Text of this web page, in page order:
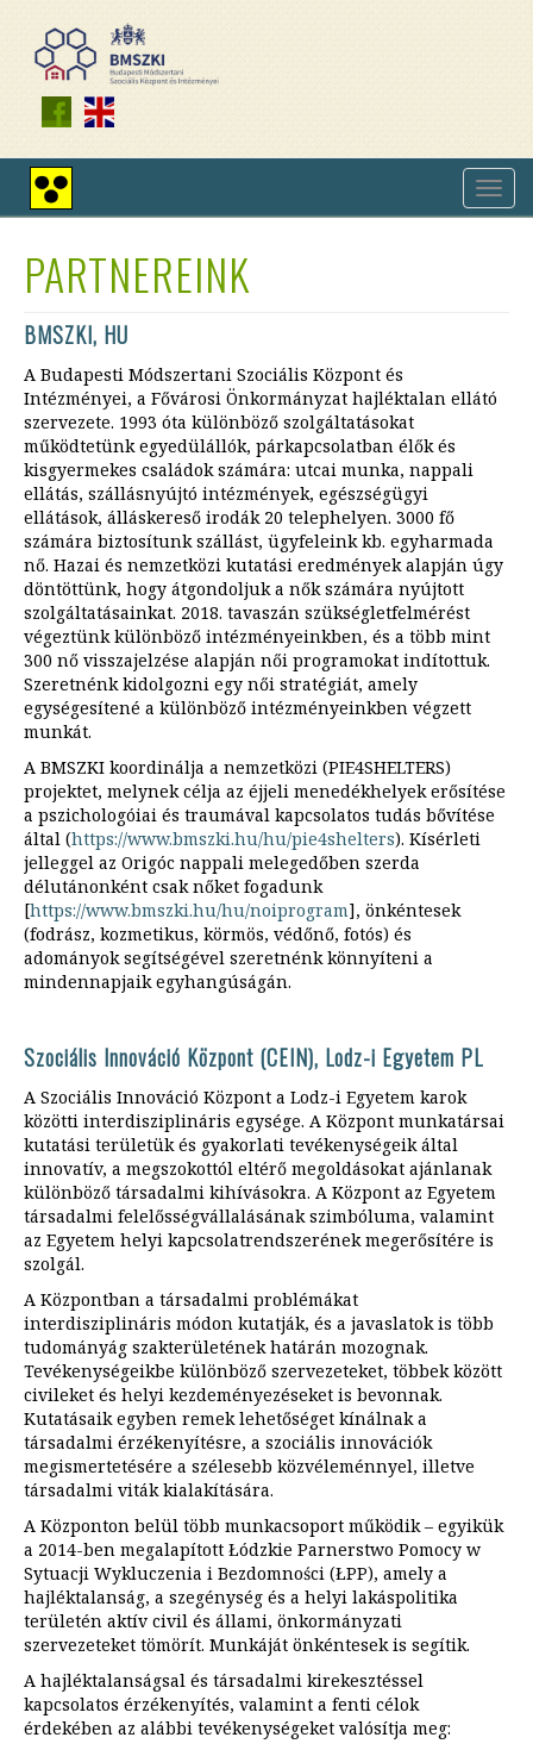
tartalomra
Nagy
kontrasztú
PARTNEREINK
BMSZKI, HU
A Budapesti Módszertani Szociális Központ és
Intézményei, a Fővárosi Önkormányzat hajléktalan ellátó
szervezete. 1993 óta különböző szolgáltatásokat
működtetünk egyedülállók, párkapcsolatban élők és
kisgyermekes családok számára: utcai munka, nappali
ellátás, szállásnyújtó intézmények, egészségügyi
ellátások, álláskereső irodák 20 telephelyen. 3000 fő
számára biztosítunk szállást, ügyfeleink kb. egyharmada
nő. Hazai és nemzetközi kutatási eredmények alapján úgy
döntöttünk, hogy átgondoljuk a nők számára nyújtott
szolgáltatásainkat. 2018. tavaszán szükségletfelmérést
végeztünk különböző intézményeinkben, és a több mint
300 nő visszajelzése alapján női programokat indítottuk.
Szeretnénk kidolgozni egy női stratégiát, amely
egységesítené a különböző intézményeinkben végzett
munkát.
A BMSZKI koordinálja a nemzetközi (PIE4SHELTERS)
projektet, melynek célja az éjjeli menedékhelyek erősítése
a pszichologóiai és traumával kapcsolatos tudás bővítése
által (https://www.bmszki.hu/hu/pie4shelters). Kísérleti
jelleggel az Origóc nappali melegedőben szerda
délutánonként csak nőket fogadunk
[https://www.bmszki.hu/hu/noiprogram], önkéntesek
(fodrász, kozmetikus, körmös, védőnő, fotós) és
adományok segítségével szeretnénk könnyíteni a
mindennapjaik egyhangúságán.
Szociális Innováció Központ (CEIN), Lodz-i Egyetem PL
A Szociális Innováció Központ a Lodz-i Egyetem karok
közötti interdisziplináris egysége. A Központ munkatársai
kutatási területük és gyakorlati tevékenységeik által
innovatív, a megszokottól eltérő megoldásokat ajánlanak
különböző társadalmi kihívásokra. A Központ az Egyetem
társadalmi felelősségvállalásának szimbóluma, valamint
az Egyetem helyi kapcsolatrendszerének megerősítére is
szolgál.
A Központban a társadalmi problémákat
interdisziplináris módon kutatják, és a javaslatok is több
tudományág szakterületének határán mozognak.
Tevékenységeikbe különböző szervezeteket, többek között
civileket és helyi kezdeményezéseket is bevonnak.
Kutatásaik egyben remek lehetőséget kínálnak a
társadalmi érzékenyítésre, a szociális innovációk
megismertetésére a szélesebb közvéleménnyel, illetve
társadalmi viták kialakítására.
A Központon belül több munkacsoport működik – egyikük
a 2014-ben megalapított Łódzkie Parnerstwo Pomocy w
Sytuacji Wykluczenia i Bezdomności (ŁPP), amely a
hajléktalanság, a szegénység és a helyi lakáspolitika
területén aktív civil és állami, önkormányzati
szervezeteket tömörít. Munkáját önkéntesek is segítik.
A hajléktalanságsal és társadalmi kirekesztéssel
kapcsolatos érzékenyítés, valamint a fenti célok
érdekében az alábbi tevékenységeket valósítja meg: